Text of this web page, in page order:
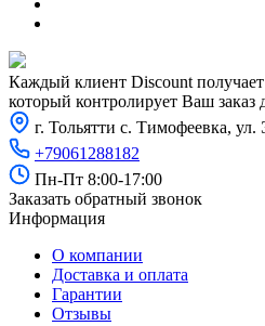
Каждый клиент Discount
который контролирует Ваш заказ
г. Тольятти с. Тимофеевка, ул.
+79061288182
Пн-Пт 8:00-17:00
Заказать обратный звонок
Информация
О компании
Доставка и оплата
Гарантии
Отзывы